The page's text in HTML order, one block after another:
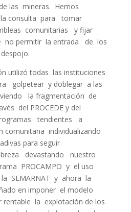
las mineras. Hemos
consulta para tomar
comunitarias y fijar
no permitir la entrada de los
utilizó todas las instituciones
golpetear y doblegar a las
la fragmentación de
del PROCEDE y del
tendientes a
comunitaria individualizando
para seguir
devastando nuestro
PROCAMPO y el uso
SEMARNAT y ahora la
en imponer el modelo
la explotación de los